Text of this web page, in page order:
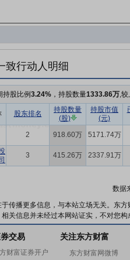
致行动人明细
持股比例3.24% ，持股数量1333.86万,
股东排名
持股数量
(股)
持股市值
(元)
2 918.60万 5171.74万
3 415.26万 2337.91万
数据
传播更多信息，与本站立场无关。东
关信息并未经过本网站证实，不对您
交易
财富证券开户
关注东方财富
东方财富网微博